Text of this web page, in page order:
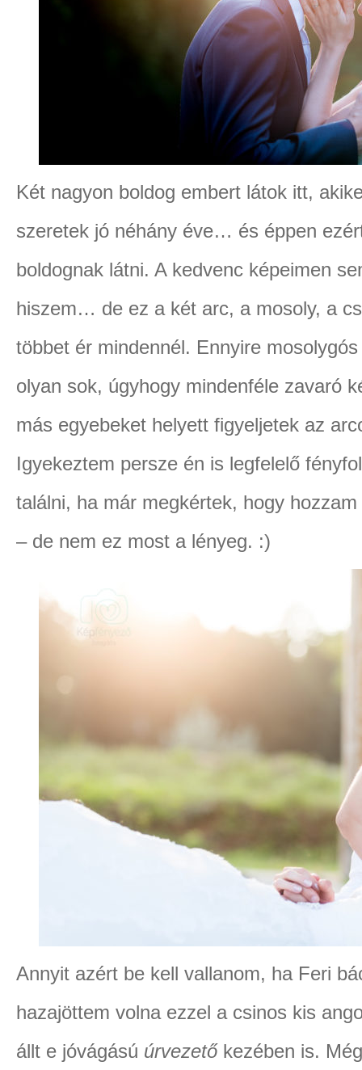
Két nagyon boldog embert látok itt,
szeretek jó néhány éve… és éppen
boldognak látni. A kedvenc képeimen
hiszem… de ez a két arc, a mosoly, a
többet ér mindennél. Ennyire
olyan sok, úgyhogy mindenféle zavaró
más egyebeket helyett figyeljetek az
Igyekeztem persze én is legfelelő
találni, ha már megkértek, hogy
– de nem ez most a lényeg. :)
Annyit azért be kell vallanom, ha Feri
hazajöttem volna ezzel a csinos kis
állt e jóvágású úrvezetőkezében is.